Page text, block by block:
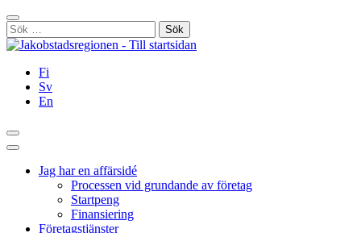
Hoppa
till
innehållet
Stäng
Sök
efter:
Fi
Sv
En
Sök
Huvudmeny
Jag har en affärsidé
Processen vid grundande av företag
Startpeng
Finansiering
Företagstjänster